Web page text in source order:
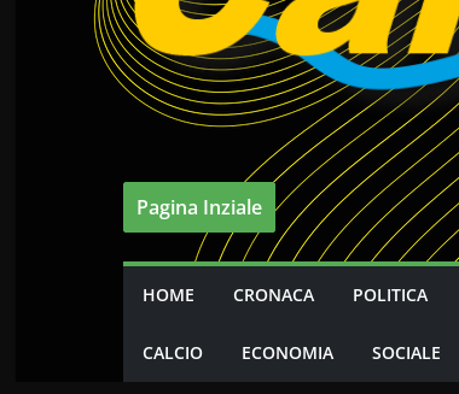
Pagina Inziale
HOME CRONACA POLITICA
CALCIO ECONOMIA SOCIALE